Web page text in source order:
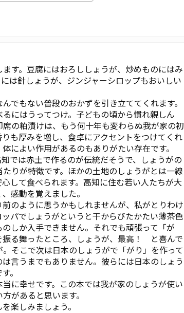
す。豆腐にはおろししょうが、炒めものにはみ
は針しょうが、ジンジャーシロップもおいしい
でもない普段のおかずを引き立ててくれます。
にはうってつけ。子どもの頃から慣れ親しん
の粕漬けは、もう何十年も変わらぬ我が家の初
も厚みを増し、食卓にアクセントをつけてくれ
によい作用があるのもありがたい存在です。
では赤土で作るのが伝統だそうで、しょうがの
りが特徴です。ほかの土地のしょうがとは一線
して食べられます。高知に住む若い人たちが大
感動を覚えました。
のように思うかもしれませんが、私がとりわけ
パでしょうがというと干からびたかたい薄茶色
しか入手できません。それでも頑張って「が
る舞ったところ、しょうが、最高！ と喜んで
そこで次は日本のしょうがで「がり」を作って
言うまでもありません。彼らには日本のしょう
。
に幸せです。この本では我が家のしょうが使い
があると思います。
楽しみましょう。